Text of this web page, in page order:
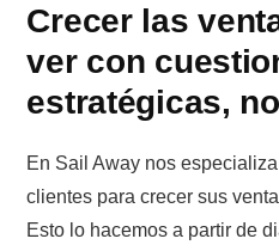
Crecer las
ver con
estratégicas,
En Sail Away nos
clientes para crecer sus
Esto lo hacemos a partir de